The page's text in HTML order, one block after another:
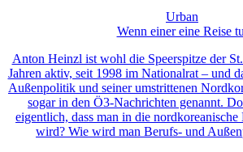
Urban
Wenn einer eine Reise
Anton Heinzl ist wohl die Speerspitze der
Jahren aktiv, seit 1998 im Nationalrat – und
Außenpolitik und seiner umstrittenen
sogar in den Ö3-Nachrichten genannt.
eigentlich, dass man in die nordkoreanische
wird? Wie wird man Berufs- und